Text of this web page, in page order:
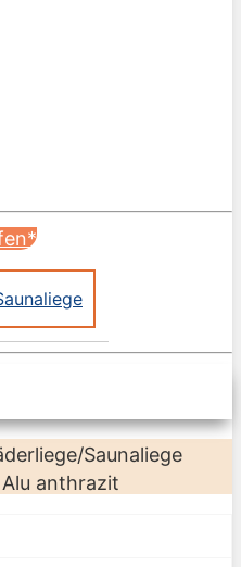
Saunaliege
anthrazit